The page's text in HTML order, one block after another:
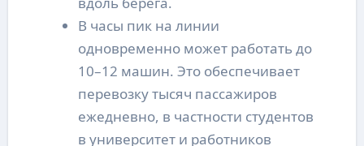
В часы пик на линии
одновременно может работать до
10–12 машин. Это обеспечивает
перевозку тысяч пассажиров
ежедневно, в частности студентов
в университет и работников